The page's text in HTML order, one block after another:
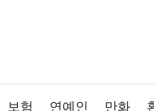
보험 연예인 만화